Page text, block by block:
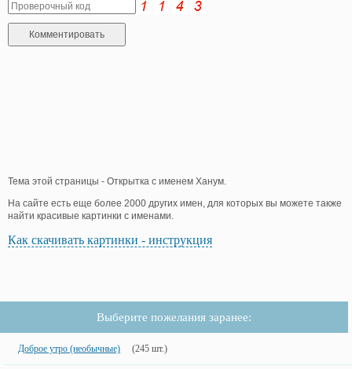
Тема этой страницы - Открытка с именем Ханум.
На сайте есть еще более 2000 других имен, для которых вы можете также
найти красивые картинки с именами.
Как скачивать картинки - инструкция
Выберите пожелания заранее:
Доброе утро (необычные) (245 шт.)